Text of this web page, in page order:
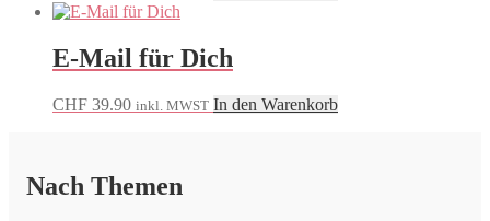
E-Mail für Dich
CHF 39.90 inkl. MWST In den Warenkorb
Nach Themen